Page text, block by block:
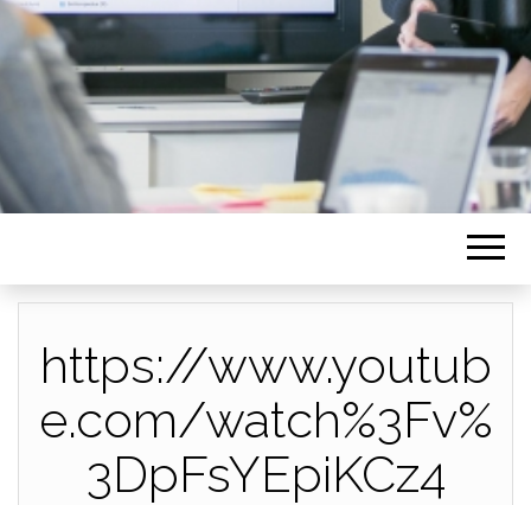
https://www.youtub
e.com/watch%3Fv%
3DpFsYEpiKCz4